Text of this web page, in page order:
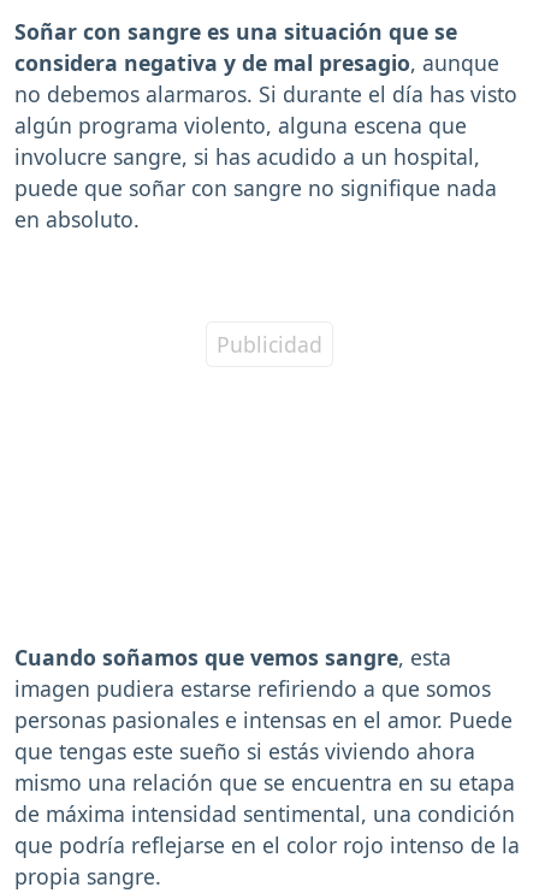
Soñar con sangre es una situación que se
considera negativa y de mal presagio, aunque
no debemos alarmaros. Si durante el día has visto
algún programa violento, alguna escena que
involucre sangre, si has acudido a un hospital,
puede que soñar con sangre no signifique nada
en absoluto.
Cuando soñamos que vemos sangre, esta
imagen pudiera estarse refiriendo a que somos
personas pasionales e intensas en el amor. Puede
que tengas este sueño si estás viviendo ahora
mismo una relación que se encuentra en su etapa
de máxima intensidad sentimental, una condición
que podría reflejarse en el color rojo intenso de la
propia sangre.